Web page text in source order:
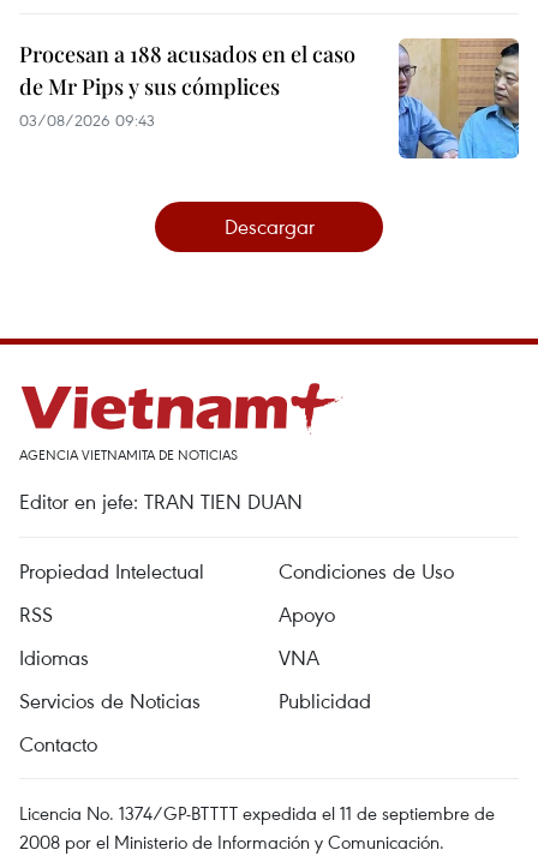
Procesan a 188 acusados en el caso
de Mr Pips y sus cómplices
03/08/2026 09:43
Descargar
AGENCIA VIETNAMITA DE NOTICIAS
Editor en jefe: TRAN TIEN DUAN
Propiedad Intelectual
Condiciones de Uso
RSS
Apoyo
Idiomas
VNA
Servicios de Noticias
Publicidad
Contacto
Licencia No. 1374/GP-BTTTT expedida el 11 de septiembre de
2008 por el Ministerio de Información y Comunicación.